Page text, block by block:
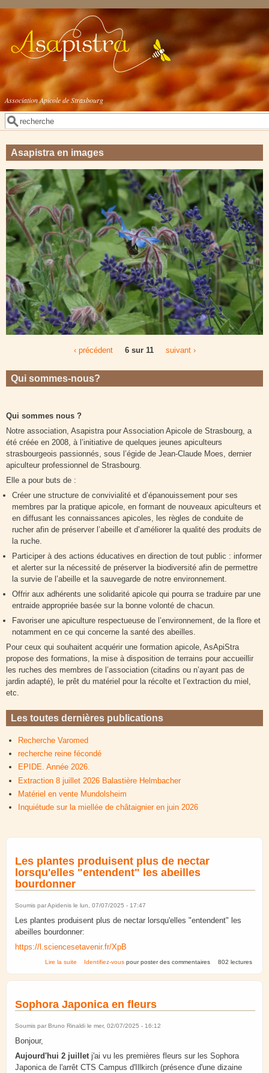
Aller au contenu principal
Association Apicole de Strasbourg
Formulaire de recherche
Rechercher
Asapistra en images
‹ précédent 6 sur 11 suivant ›
Qui sommes-nous?
Qui sommes nous ?
Notre association, Asapistra pour Association Apicole de Strasbourg, a
été créée en 2008, à l’initiative de quelques jeunes apiculteurs
strasbourgeois passionnés, sous l’égide de Jean-Claude Moes, dernier
apiculteur professionnel de Strasbourg.
Elle a pour buts de :
Créer une structure de convivialité et d’épanouissement pour ses
membres par la pratique apicole, en formant de nouveaux apiculteurs et
en diffusant les connaissances apicoles, les règles de conduite de
rucher afin de préserver l’abeille et d’améliorer la qualité des produits de
la ruche.
Participer à des actions éducatives en direction de tout public : informer
et alerter sur la nécessité de préserver la biodiversité afin de permettre
la survie de l’abeille et la sauvegarde de notre environnement.
Offrir aux adhérents une solidarité apicole qui pourra se traduire par une
entraide appropriée basée sur la bonne volonté de chacun.
Favoriser une apiculture respectueuse de l’environnement, de la flore et
notamment en ce qui concerne la santé des abeilles.
Pour ceux qui souhaitent acquérir une formation apicole, AsApiStra
propose des formations, la mise à disposition de terrains pour accueillir
les ruches des membres de l’association (citadins ou n’ayant pas de
jardin adapté), le prêt du matériel pour la récolte et l’extraction du miel,
etc.
Les toutes dernières publications
Recherche Varomed
recherche reine fécondé
EPIDE. Année 2026.
Extraction 8 juillet 2026 Balastière Helmbacher
Matériel en vente Mundolsheim
Inquiétude sur la miellée de châtaignier en juin 2026
Les plantes produisent plus de nectar
lorsqu'elles "entendent" les abeilles
bourdonner
Soumis parApidenis le lun, 07/07/2025 - 17:47
Les plantes produisent plus de nectar lorsqu'elles "entendent" les
abeilles bourdonner:
https://l.sciencesetavenir.fr/XpB
Lire la suite de Les plantes produisent plus de nectar lorsqu'elles "entendent"
Identifiez-vous pour poster des commentaires 802 lectures
Sophora Japonica en fleurs
Soumis par Bruno Rinaldi le mer, 02/07/2025 - 16:12
Bonjour,
Aujourd'hui 2 juillet j'ai vu les premières fleurs sur les Sophora
Japonica de l'arrêt CTS Campus d'Illkirch (présence d'une dizaine